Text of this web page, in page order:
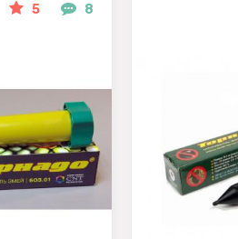
5 8